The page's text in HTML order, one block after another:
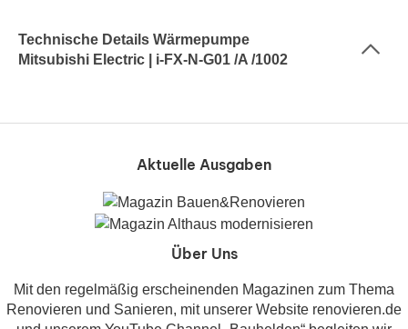
Technische Details Wärmepumpe
Mitsubishi Electric | i-FX-N-G01 /A /1002
Aktuelle Ausgaben
Über Uns
Mit den regelmäßig erscheinenden Magazinen zum Thema
Renovieren und Sanieren, mit unserer Website renovieren.de